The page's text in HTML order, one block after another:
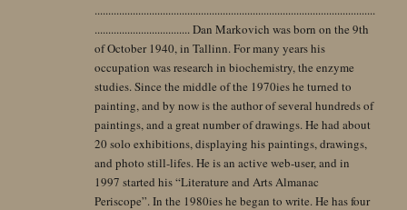
.......................................................................................................
................................... Dan Markovich was born on the 9th
of October 1940, in Tallinn. For many years his
occupation was research in biochemistry, the enzyme
studies. Since the middle of the 1970ies he turned to
painting, and by now is the author of several hundreds of
paintings, and a great number of drawings. He had about
20 solo exhibitions, displaying his paintings, drawings,
and photo still-lifes. He is an active web-user, and in
1997 started his “Literature and Arts Almanac
Periscope”. In the 1980ies he began to write. He has four